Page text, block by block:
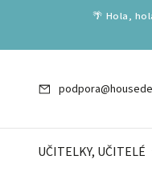
🌴 Hola,
UČITELKY, UČITELÉ